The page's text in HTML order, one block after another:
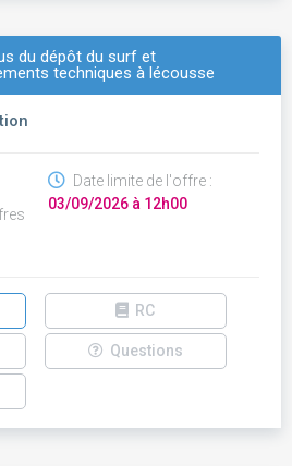
du dépôt du surf et
techniques à lécousse
Date limite de l'offre :
03/09/2026 à 12h00
RC
Questions